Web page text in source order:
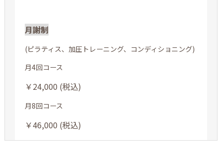
月謝制
(ピラティス、加圧トレーニング、コンディショニング)
月4回コース
￥24,000 (税込)
月8回コース
￥46,000 (税込)